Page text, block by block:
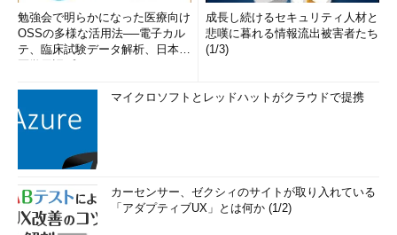
勉強会で明らかになった医療向け
OSSの多様な活用法──電子カル
テ、臨床試験データ解析、日本語
成長し続けるセキュリティ人材と
悲嘆に暮れる情報流出被害者たち
(1/3)
マイクロソフトとレッドハットがクラウドで提携
カーセンサー、ゼクシィのサイトが取り入れている
「アダプティブUX」とは何か (1/2)